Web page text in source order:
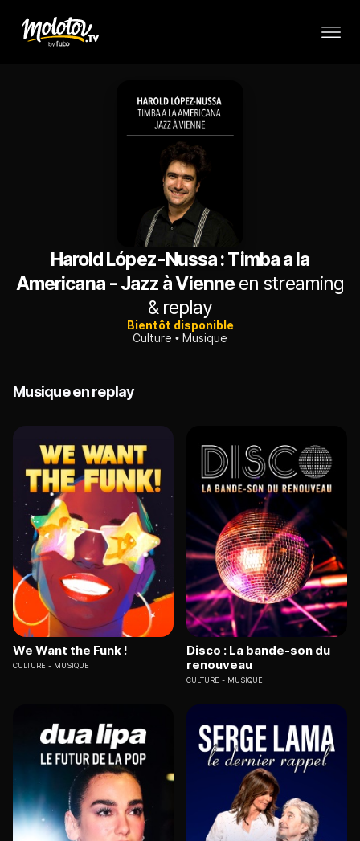
Harold López-Nussa : Timba a la
Americana - Jazz à Vienneen streaming
& replay
Bientôt disponible
Culture
Musique
Musique en replay
We Want the Funk !
CULTURE MUSIQUE
Disco : La bande-son du
renouveau
CULTURE MUSIQUE